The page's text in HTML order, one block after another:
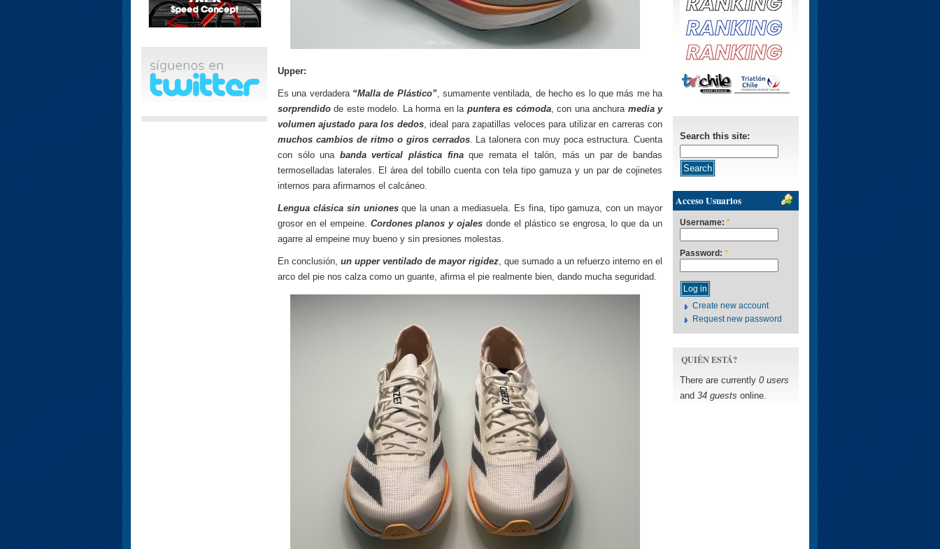
Upper:
Es una verdadera “Malla de Plástico”, sumamente ventilada, de hecho es lo que más me ha
sorprendido de este modelo. La horma en la puntera es cómoda, con una anchura media y
volumen ajustado para los dedos, ideal para zapatillas veloces para utilizar en carreras con
muchos cambios de ritmo o giros cerrados. La talonera con muy poca estructura. Cuenta
con sólo una banda vertical plástica finaque remata el talón, más un par de bandas
termoselladas laterales. El área del tobillo cuenta con tela tipo gamuza y un par de cojinetes
internos para afirmarnos el calcáneo.
Lengua clásica sin unionesque la unan a mediasuela. Es fina, tipo gamuza, con un mayor
grosor en el empeine. Cordones planos y ojales donde el plástico se engrosa, lo que da un
agarre al empeine muy bueno y sin presiones molestas.
En conclusión, un upper ventilado de mayor rigidez, que sumado a un refuerzo interno en el
arco del pie nos calza como un guante, afirma el pie realmente bien, dando mucha seguridad.
Search this site:
Acceso Usuarios
Username: *
Password: *
Create new account
Request new password
QUIÉN ESTÁ?
There are currently 0 users
and 34 guests online.